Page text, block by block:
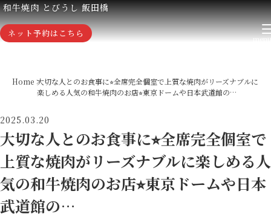
和牛焼肉 とびうし 飯田橋
ネット予約はこちら
Home 大切な人とのお食事に⭐︎全席完全個室で上質な焼肉がリーズナブルに
楽しめる人気の和牛焼肉のお店⭐︎東京ドームや日本武道館の…
2025.03.20
大切な人とのお食事に⭐︎全席完全個室で
上質な焼肉がリーズナブルに楽しめる人
気の和牛焼肉のお店⭐︎東京ドームや日本
武道館の…